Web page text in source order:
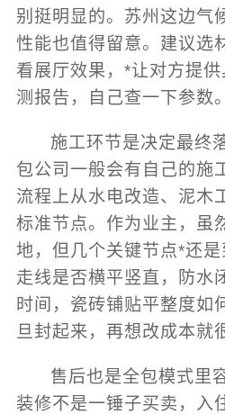
别挺明显的。苏州这边气
性能也值得留意。建议选
看展厅效果，*让对方提
测报告，自己查一下参数。
施工环节是决定最终
包公司一般会有自己的施
流程上从水电改造、泥木
标准节点。作为业主，虽
地，但几个关键节点*还
走线是否横平竖直，防水
时间，瓷砖铺贴平整度如
旦封起来，再想改成本就
售后也是全包模式里
装修不是一锤子买卖，入